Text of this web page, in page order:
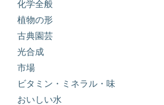
化学全般
植物の形
古典園芸
光合成
市場
ビタミン・ミネラル・味
おいしい水